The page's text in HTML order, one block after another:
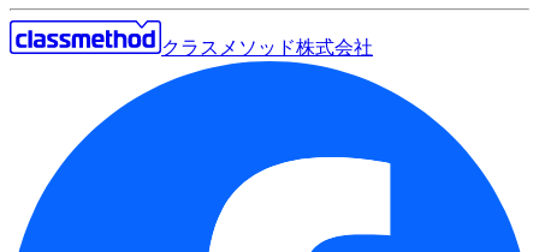
クラスメソッド株式会社